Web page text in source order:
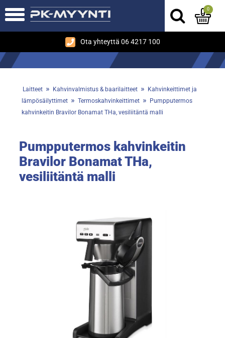
Ota yhteyttä 06 4217 100
0
Laitteet » Kahvinvalmistus & baarilaitteet »
Kahvinkeittimet ja
lämpösäilyttimet » Termoskahvinkeittimet »
Pumpputermos
kahvinkeitin Bravilor Bonamat THa, vesiliitäntä malli
Pumpputermos kahvinkeitin
Bravilor Bonamat THa,
vesiliitäntä malli